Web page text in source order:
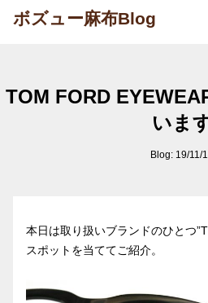
ボズュー麻布Blog
TOM FORD
いま
Blog: 19/11/
本日は取り扱いブランドのひとつ
スポットを当ててご紹介。